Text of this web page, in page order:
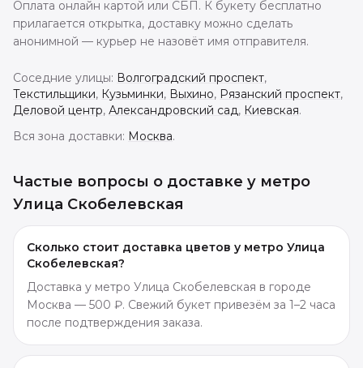
Оплата онлайн картой или СБП. К букету бесплатно
прилагается открытка, доставку можно сделать
анонимной — курьер не назовёт имя отправителя.
Соседние улицы: Волгоградский проспект,
Текстильщики, Кузьминки, Выхино, Рязанский проспект,
Деловой центр, Александровский сад, Киевская.
Вся зона доставки: Москва.
Частые вопросы о доставке у метро
Улица Скобелевская
Сколько стоит доставка цветов у метро Улица
Скобелевская?
Доставка у метро Улица Скобелевская в городе
Москва — 500 ₽. Свежий букет привезём за 1–2 часа
после подтверждения заказа.